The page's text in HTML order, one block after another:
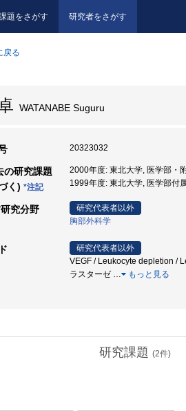
題をさがす 研究者をさがす
戻る
WATANABE Suguru
20323032
の研究課題
く) *注記
2000年度: 東北大学, 医学部・
1999年度: 東北大学, 医学部付
究分野
研究代表者以外
胸部外科学
研究代表者以外
VEGF / Leukocyte depletion /
ラスターゼ … もっと見る
研究課題 (2件)